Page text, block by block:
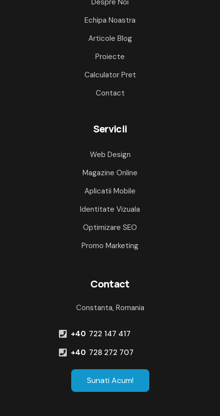
Echipa Noastra
Articole Blog
Proiecte
Calculator Pret
Contact
Servicii
Web Design
Magazine Online
Aplicatii Mobile
Identitate Vizuala
Optimizare SEO
Promo Marketing
Contact
Constanta, Romania
+40 722 147 417
+40 728 272 707
Sunati Acum!